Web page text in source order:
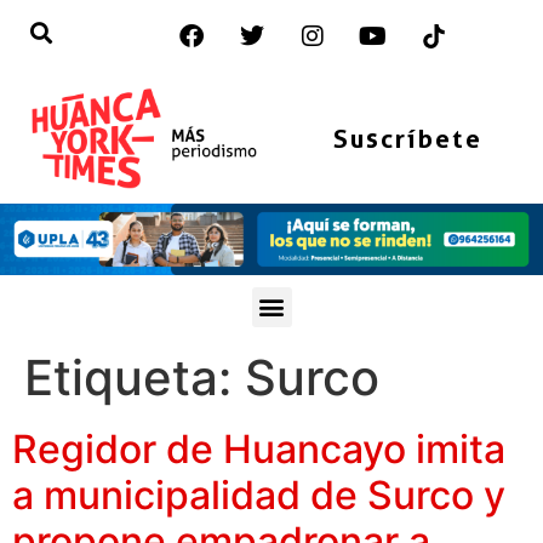
Suscríbete
Etiqueta: Surco
Regidor de Huancayo imita
a municipalidad de Surco y